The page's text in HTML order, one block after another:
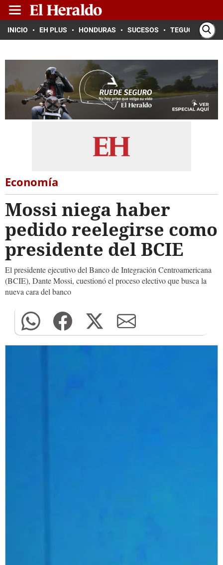
INICIO EH PLUS HONDURAS SUCESOS TEGUCIGALPA
Economía
Mossi niega haber
pedido reelegirse como
presidente del BCIE
El presidente ejecutivo del Banco de Integración Centroamericana
(BCIE), Dante Mossi, cuestionó el proceso electivo que busca la
nueva cara del banco